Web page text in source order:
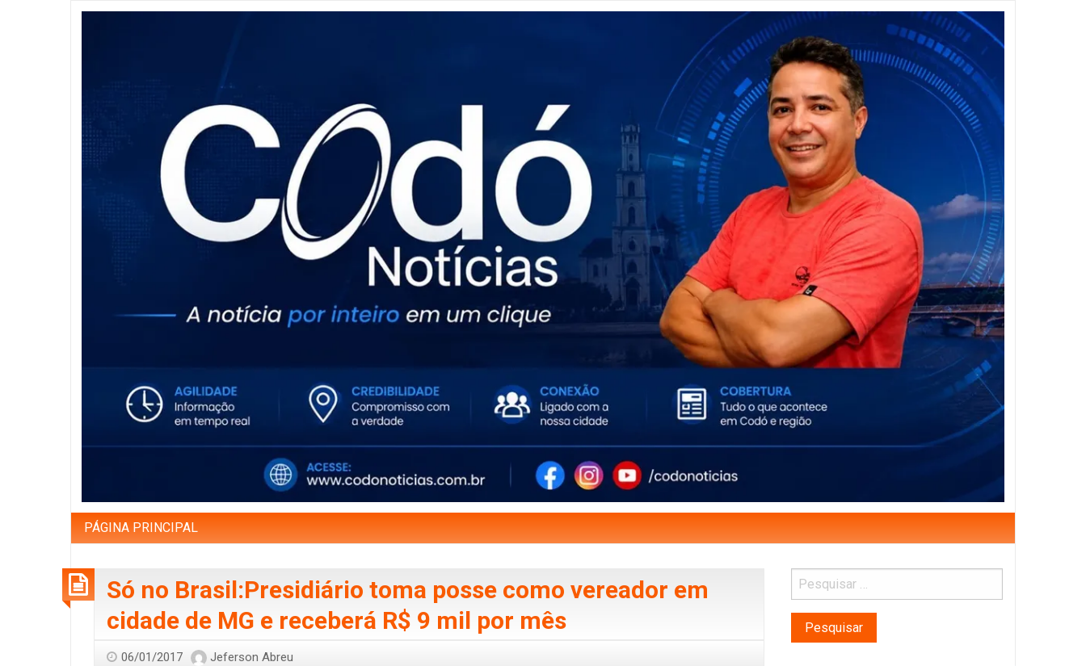
PÁGINA PRINCIPAL
Só no Brasil:Presidiário toma posse como vereador em
cidade de MG e receberá R$ 9 mil por mês
06/01/2017 Jeferson Abreu